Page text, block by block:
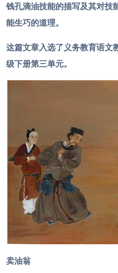
钱孔滴油技能的描写及其对技
能生巧的道理。
这篇文章入选了义务教育语文
级下册第三单元。
卖油翁